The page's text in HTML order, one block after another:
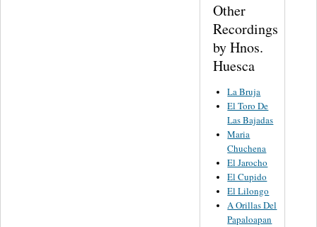
Other
Recordings
by Hnos.
Huesca
La Bruja
El Toro De
Las Bajadas
Maria
Chuchena
El Jarocho
El Cupido
El Lilongo
A Orillas Del
Papaloapan